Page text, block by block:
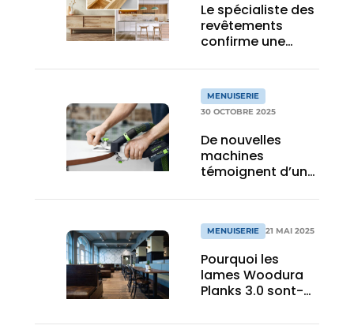
Le spécialiste des
revêtements
confirme une
rôle de pionnier
MENUISERIE
30 OCTOBRE 2025
De nouvelles
machines
témoignent d’un
d’expérience et
d’innovation
MENUISERIE 21 MAI 2025
Pourquoi les
lames Woodura
Planks 3.0 sont-
les